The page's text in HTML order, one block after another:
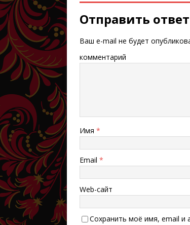
Отправить ответ
Ваш e-mail не будет
комментарий
Имя *
Email *
Web-сайт
Сохранить моё имя, email и